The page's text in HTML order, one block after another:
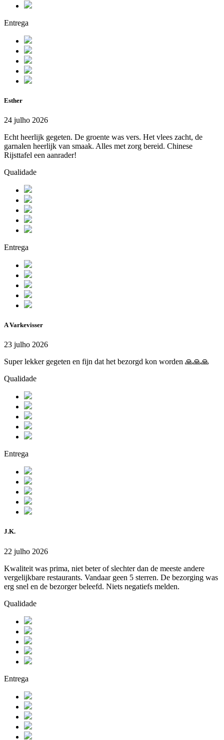
Entrega
Esther
24 julho 2026
Echt heerlijk gegeten. De groente was vers. Het vlees zacht, de
garnalen heerlijk van smaak. Alles met zorg bereid. Chinese
Rijsttafel een aanrader!
Qualidade
Entrega
A Varkevisser
23 julho 2026
Super lekker gegeten en fijn dat het bezorgd kon worden 🙏🙏🙏
Qualidade
Entrega
J.K.
22 julho 2026
Kwaliteit was prima, niet beter of slechter dan de meeste andere
vergelijkbare restaurants. Vandaar geen 5 sterren. De bezorging was
erg snel en de bezorger beleefd. Niets negatiefs melden.
Qualidade
Entrega